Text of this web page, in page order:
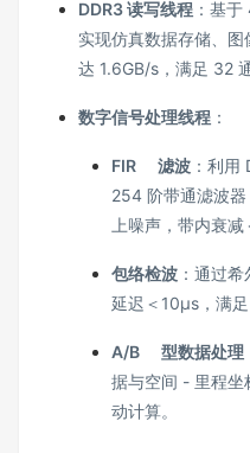
DDR3读写线程 ：基
实现仿真数据存储、
达 1.6GB/s，满足 32
数字信号处理线程 ：
FIR 滤波 ：利用
254 阶带通滤波
上噪声，带内衰减
包络检波 ：通过
延迟＜10μs，满足
A/B 型数据处理
据与空间 - 里程坐
动计算。